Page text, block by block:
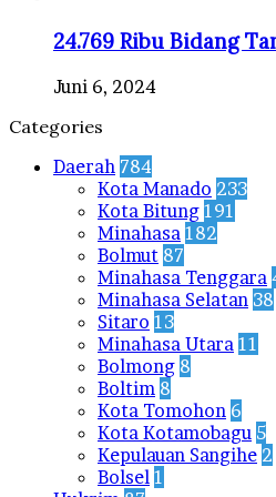
24.769 Ribu Bidang
Juni 6, 2024
Categories
Daerah 784
Kota Manado 233
Kota Bitung 191
Minahasa 182
Bolmut 87
Minahasa Tenggara
Minahasa Selatan 38
Sitaro 13
Minahasa Utara 11
Bolmong 8
Boltim 8
Kota Tomohon 6
Kota Kotamobagu 5
Kepulauan Sangihe 2
Bolsel 1